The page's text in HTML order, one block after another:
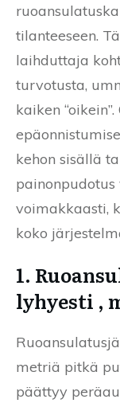
tilanteeseen.
laihduttaja
turvotusta,
kaiken
kehon sisällä
voimakkaasti,
koko
1.
lyhyesti ,
metriä pitkä
päättyy